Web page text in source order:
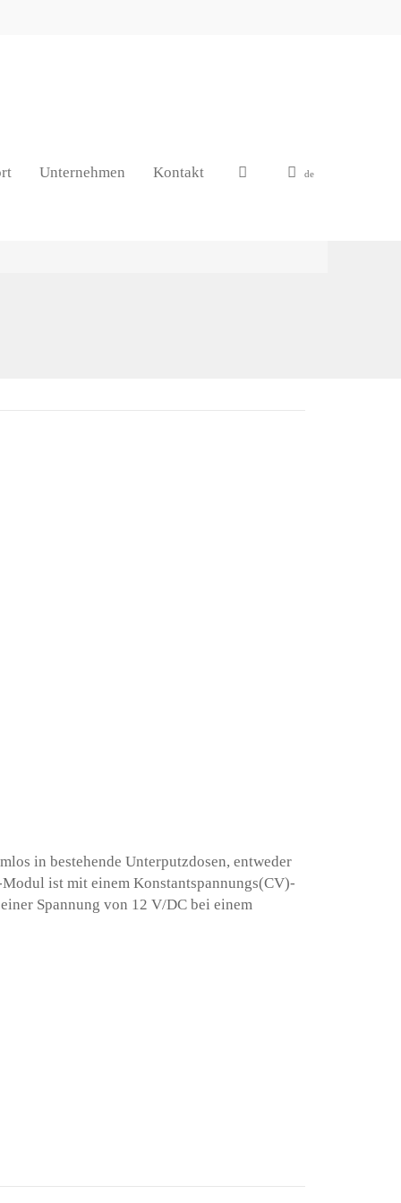
Unternehmen Kontakt de
in bestehende Unterputzdosen, entweder
ist mit einem Konstantspannungs(CV)-
Spannung von 12 V/DC bei einem